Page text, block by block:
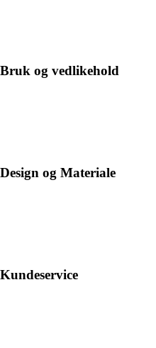
Bruk og vedlikehold
Design og Materiale
Kundeservice